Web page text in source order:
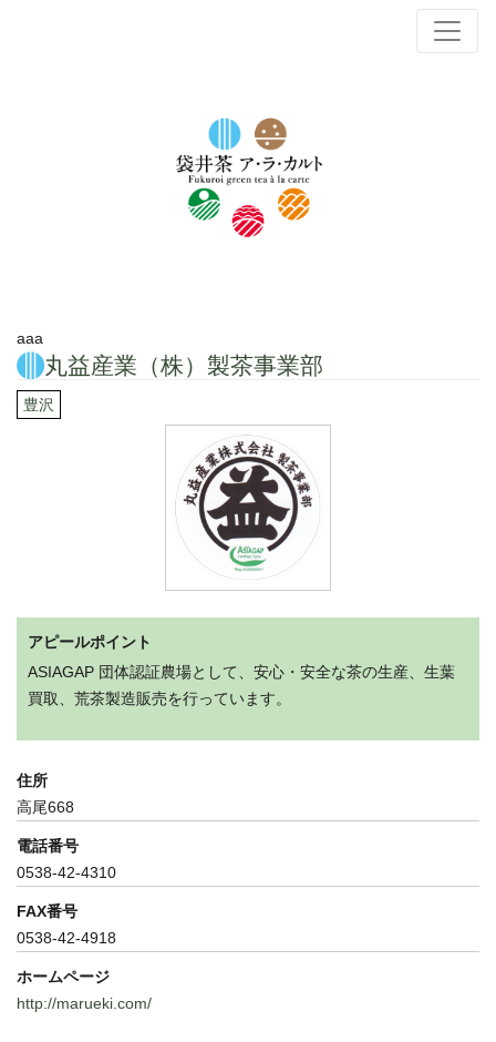
aaa
丸益産業（株）製茶事業部
豊沢
アピールポイント
ASIAGAP 団体認証農場として、安心・安全な茶の生産、生葉
買取、荒茶製造販売を行っています。
住所
高尾668
電話番号
0538-42-4310
FAX番号
0538-42-4918
ホームページ
http://marueki.com/